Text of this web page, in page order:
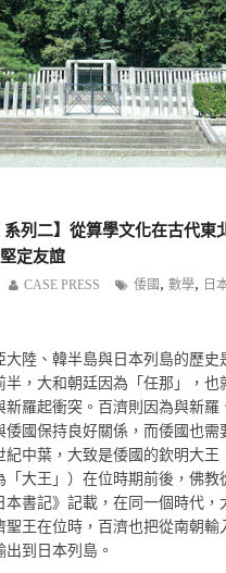
系列二】從算學文化在古代東
定友誼
CASE PRESS 倭國 ,數學, 日
大陸、韓半島與日本列島的歷史
半，大和朝廷因為「任那」，也
新羅起衝突。百濟則因為與新羅
倭國保持良好關係，而倭國也需
紀中葉，大致是倭國的欽明大王
「大王」）在位時期前後，佛教
本書記》記載，在同一個時代，
聖王在位時，百濟也把從南朝輸
到日本列島。